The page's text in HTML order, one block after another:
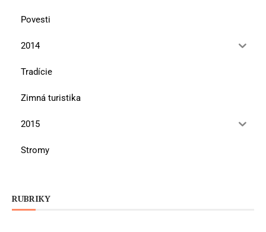
Povesti
2014
Tradície
Zimná turistika
2015
Stromy
RUBRIKY